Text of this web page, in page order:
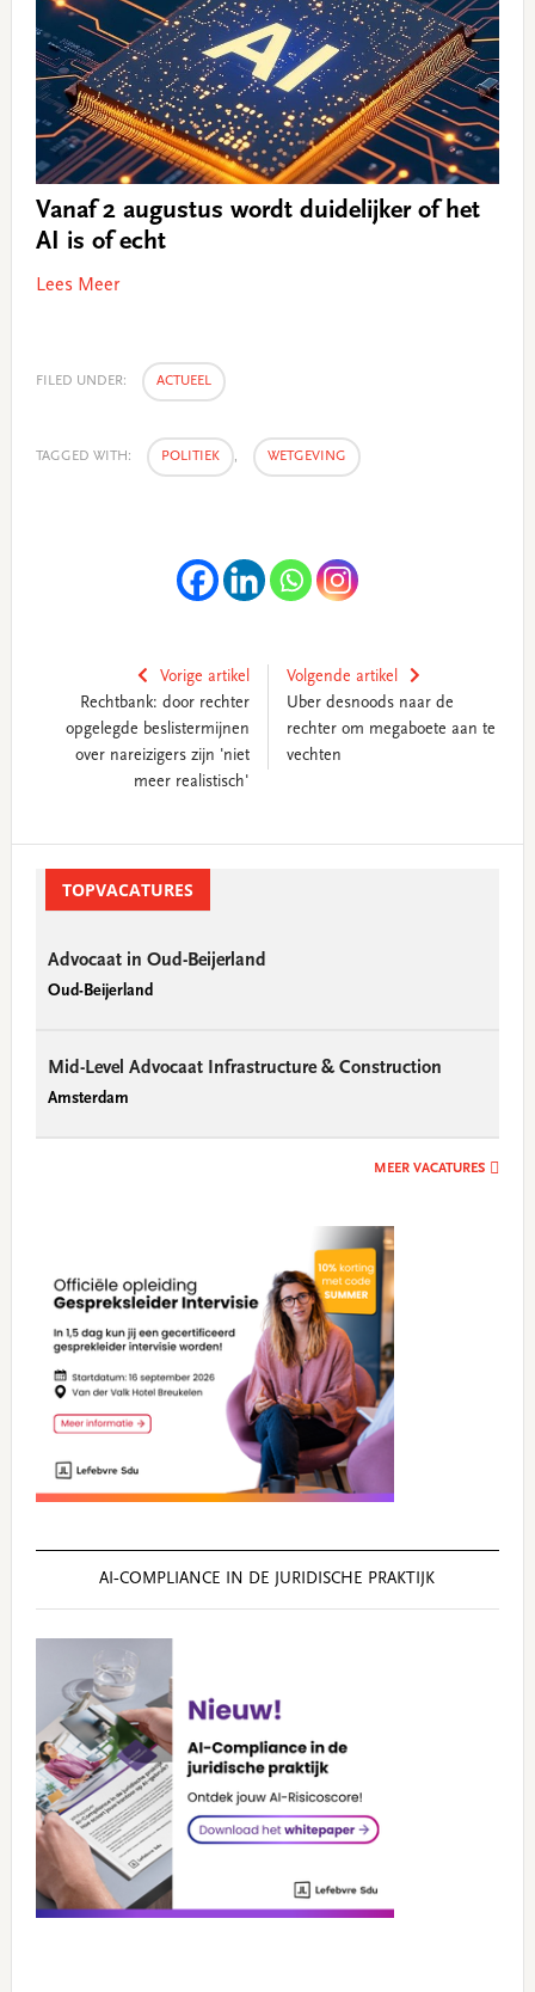
Vanaf 2 augustus wordt duidelijker of het
AI is of echt
Lees Meer
FILED UNDER: ACTUEEL
TAGGED WITH: POLITIEK , WETGEVING
Vorige artikel
Rechtbank: door rechter
opgelegde beslistermijnen
over nareizigers zijn 'niet
meer realistisch'
Volgende artikel
Uber desnoods naar de
rechter om megaboete aan te
vechten
SidebarTOPVACATURES
Advocaat in Oud-Beijerland
Oud-Beijerland
Mid-Level Advocaat Infrastructure & Construction
Amsterdam
MEER VACATURES
AI‑COMPLIANCE IN DE JURIDISCHE PRAKTIJK